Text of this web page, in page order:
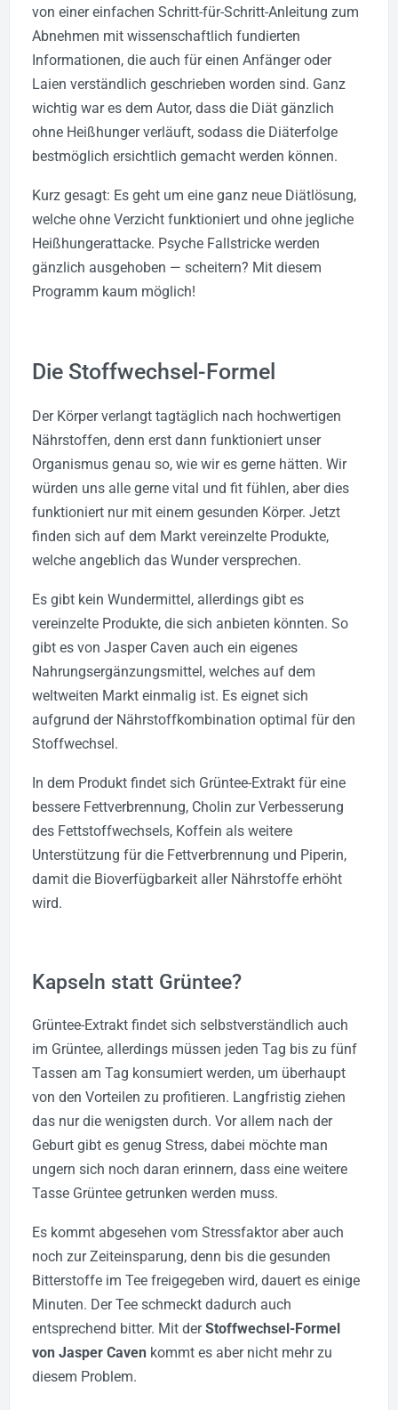
von einer einfachen Schritt-für-Schritt-Anleitung zum
Abnehmen mit wissenschaftlich fundierten
Informationen, die auch für einen Anfänger oder
Laien verständlich geschrieben worden sind. Ganz
wichtig war es dem Autor, dass die Diät gänzlich
ohne Heißhunger verläuft, sodass die Diäterfolge
bestmöglich ersichtlich gemacht werden können.
Kurz gesagt: Es geht um eine ganz neue Diätlösung,
welche ohne Verzicht funktioniert und ohne jegliche
Heißhungerattacke. Psyche Fallstricke werden
gänzlich ausgehoben — scheitern? Mit diesem
Programm kaum möglich!
Die Stoffwechsel-Formel
Der Körper verlangt tagtäglich nach hochwertigen
Nährstoffen, denn erst dann funktioniert unser
Organismus genau so, wie wir es gerne hätten. Wir
würden uns alle gerne vital und fit fühlen, aber dies
funktioniert nur mit einem gesunden Körper. Jetzt
finden sich auf dem Markt vereinzelte Produkte,
welche angeblich das Wunder versprechen.
Es gibt kein Wundermittel, allerdings gibt es
vereinzelte Produkte, die sich anbieten könnten. So
gibt es von Jasper Caven auch ein eigenes
Nahrungsergänzungsmittel, welches auf dem
weltweiten Markt einmalig ist. Es eignet sich
aufgrund der Nährstoffkombination optimal für den
Stoffwechsel.
In dem Produkt findet sich Grüntee-Extrakt für eine
bessere Fettverbrennung, Cholin zur Verbesserung
des Fettstoffwechsels, Koffein als weitere
Unterstützung für die Fettverbrennung und Piperin,
damit die Bioverfügbarkeit aller Nährstoffe erhöht
wird.
Kapseln statt Grüntee?
Grüntee-Extrakt findet sich selbstverständlich auch
im Grüntee, allerdings müssen jeden Tag bis zu fünf
Tassen am Tag konsumiert werden, um überhaupt
von den Vorteilen zu profitieren. Langfristig ziehen
das nur die wenigsten durch. Vor allem nach der
Geburt gibt es genug Stress, dabei möchte man
ungern sich noch daran erinnern, dass eine weitere
Tasse Grüntee getrunken werden muss.
Es kommt abgesehen vom Stressfaktor aber auch
noch zur Zeiteinsparung, denn bis die gesunden
Bitterstoffe im Tee freigegeben wird, dauert es einige
Minuten. Der Tee schmeckt dadurch auch
entsprechend bitter. Mit derStoffwechsel-Formel
von Jasper Caven kommt es aber nicht mehr zu
diesem Problem.